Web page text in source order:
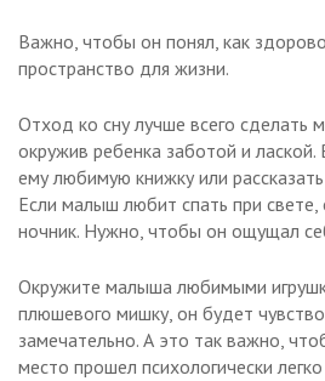
Важно, чтобы он понял, как
пространство для жизни.
Отход ко сну лучше всего сделать
окружив ребенка заботой и
ему любимую книжку или рассказать
Если малыш любит спать при
ночник. Нужно, чтобы он ощущал
Окружите малыша любимыми
плюшевого мишку, он будет
замечательно. А это так важно,
место прошел психологически